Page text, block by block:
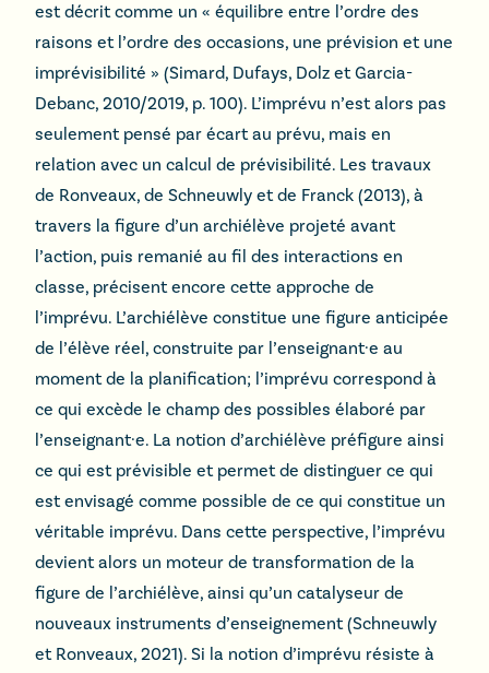
est décrit comme un « équilibre entre l’ordre des
raisons et l’ordre des occasions, une prévision et une
imprévisibilité » (Simard, Dufays, Dolz et Garcia-
Debanc, 2010/2019, p. 100). L’imprévu n’est alors pas
seulement pensé par écart au prévu, mais en
relation avec un calcul de prévisibilité. Les travaux
de Ronveaux, de Schneuwly et de Franck (2013), à
travers la figure d’un archiélève projeté avant
l’action, puis remanié au fil des interactions en
classe, précisent encore cette approche de
l’imprévu. L’archiélève constitue une figure anticipée
de l’élève réel, construite par l’enseignant·e au
moment de la planification; l’imprévu correspond à
ce qui excède le champ des possibles élaboré par
l’enseignant·e. La notion d’archiélève préfigure ainsi
ce qui est prévisible et permet de distinguer ce qui
est envisagé comme possible de ce qui constitue un
véritable imprévu. Dans cette perspective, l’imprévu
devient alors un moteur de transformation de la
figure de l’archiélève, ainsi qu’un catalyseur de
nouveaux instruments d’enseignement (Schneuwly
et Ronveaux, 2021). Si la notion d’imprévu résiste à